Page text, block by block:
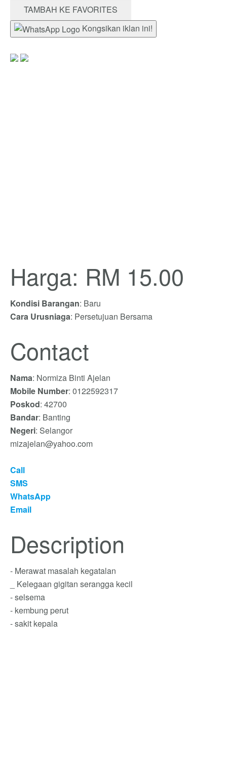
TAMBAH KE FAVORITES
Kongsikan iklan ini!
Harga: RM 15.00
Kondisi Barangan: Baru
Cara Urusniaga: Persetujuan Bersama
Contact
Nama: Normiza Binti Ajelan
Mobile Number: 0122592317
Poskod: 42700
Bandar: Banting
Negeri: Selangor
mizajelan@yahoo.com
Call
SMS
WhatsApp
Email
Description
- Merawat masalah kegatalan
_ Kelegaan gigitan serangga kecil
- selsema
- kembung perut
- sakit kepala